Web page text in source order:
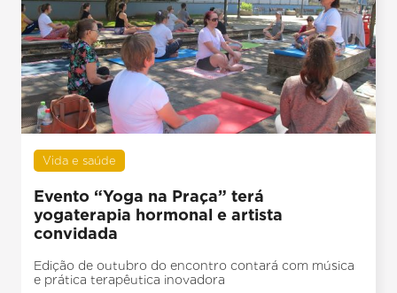
Vida e saúde
Evento “Yoga na Praça” terá
yogaterapia hormonal e artista
convidada
Edição de outubro do encontro contará com música
e prática terapêutica inovadora